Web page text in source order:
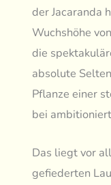
der Jacaranda
Wuchshöhe
die
absolute
Pflanze einer
bei
Das liegt vor
gefiederten